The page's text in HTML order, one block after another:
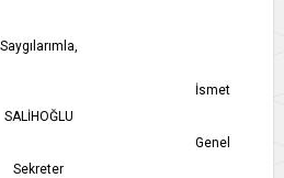
Saygılarımla,
SALİHOĞLU
Sekreter